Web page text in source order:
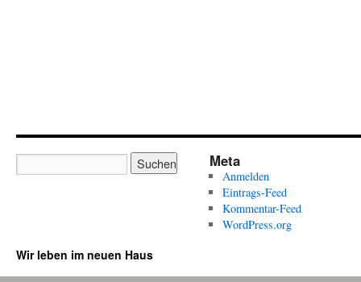
Meta
Anmelden
Eintrags-Feed
Kommentar-Feed
WordPress.org
Wir leben im neuen Haus